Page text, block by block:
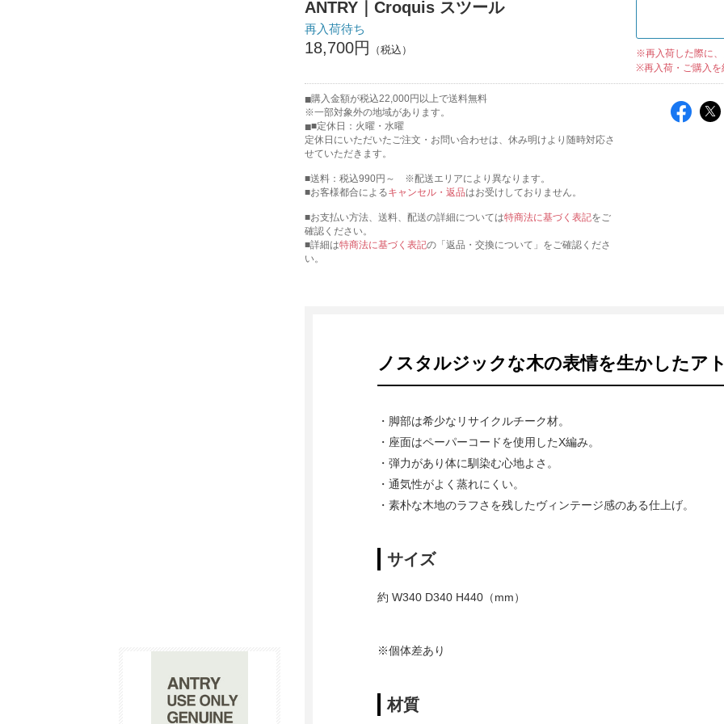
ANTRY｜Croquis スツール
再入荷待ち
18,700円
※再入荷した際に、
※再入荷・ご購入を
購入金額が税込22,000円以上で送料無料
※一部対象外の地域があります。
■定休日：火曜・水曜
定休日にいただいたご注文・お問い合わせは、休み明けより随時対応さ
せていただきます。
■送料：税込990円～ ※配送エリアにより異なります。
■お客様都合によるキャンセル・返品はお受けしておりません。
■お支払い方法、送料、配送の詳細については特商法に基づく表記をご
確認ください。
■詳細は特商法に基づく表記の「返品・交換について」をご確認くださ
い。
ノスタルジックな木の表情を生かしたア
・脚部は希少なリサイクルチーク材。
・座面はペーパーコードを使用したX編み。
・弾力があり体に馴染む心地よさ。
・通気性がよく蒸れにくい。
・素朴な木地のラフさを残したヴィンテージ感のある仕上げ。
サイズ
約 W340 D340 H440（mm）
※個体差あり
材質